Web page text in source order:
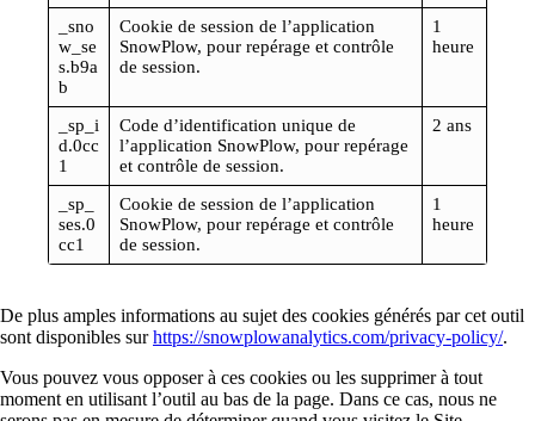
_sno
w_se
s.b9a
b
Cookie de session de l’application
SnowPlow, pour repérage et contrôle
de session.
1
heure
_sp_i
d.0cc
1
Code d’identification unique de
l’application SnowPlow, pour repérage
et contrôle de session.
2 ans
_sp_
ses.0
cc1
Cookie de session de l’application
SnowPlow, pour repérage et contrôle
de session.
1
heure
De plus amples informations au sujet des cookies générés par cet outil
sont disponibles surhttps://snowplowanalytics.com/privacy-policy/.
Vous pouvez vous opposer à ces cookies ou les supprimer à tout
moment en utilisant l’outil au bas de la page. Dans ce cas, nous ne